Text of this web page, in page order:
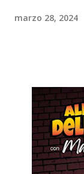
marzo 28, 2024